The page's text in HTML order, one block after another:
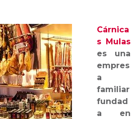
Cárnica
s Mulas
es una
empres
a
familiar
fundad
a en